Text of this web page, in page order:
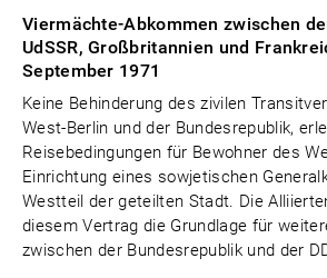
Viermächte-Abkommen zwischen
UdSSR, Großbritannien und
September 1971
Keine Behinderung des zivilen
West-Berlin und der Bundesrepublik,
Reisebedingungen für Bewohner des
Einrichtung eines sowjetischen
Westteil der geteilten Stadt. Die
diesem Vertrag die Grundlage für
zwischen der Bundesrepublik und der